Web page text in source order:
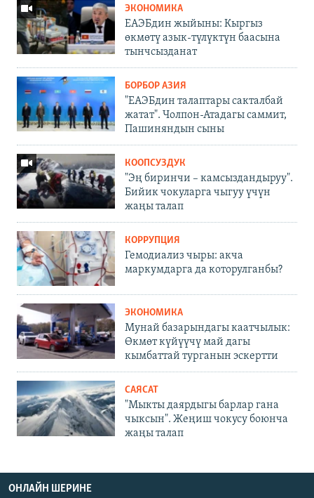
ЭКОНОМИКА
ЕАЭБдин жыйыны: Кыргыз
өкмөтү азык-түлүктүн баасына
тынчсызданат
БОРБОР АЗИЯ
"ЕАЭБдин талаптары сакталбай
жатат". Чолпон-Атадагы саммит,
Пашиняндын сыны
КООПСУЗДУК
"Эң биринчи – камсыздандыруу".
Бийик чокуларга чыгуу үчүн
жаңы талап
КОРРУПЦИЯ
Гемодиализ чыры: акча
маркумдарга да которулганбы?
ЭКОНОМИКА
Мунай базарындагы каатчылык:
Өкмөт күйүүчү май дагы
кымбаттай турганын эскертти
САЯСАТ
"Мыкты даярдыгы барлар гана
чыксын". Жеңиш чокусу боюнча
жаңы талап
ОНЛАЙН ШЕРИНЕ